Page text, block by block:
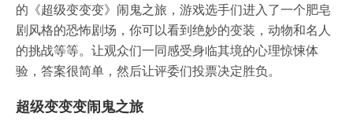
的《超级变变变》闹鬼之旅，游戏选手们进入了一个肥皂
剧风格的恐怖剧场，你可以看到绝妙的变装，动物和名人
的挑战等等。让观众们一同感受身临其境的心理惊悚体
验，答案很简单，然后让评委们投票决定胜负。
超级变变变闹鬼之旅